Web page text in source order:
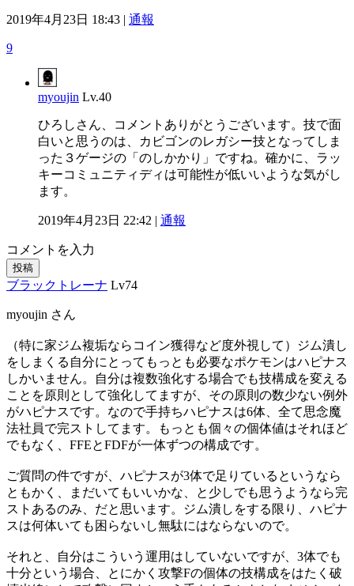
2019年4月23日 18:43 | 通報
9
myoujin Lv.40
ひろしさん、コメントありがとうございます。技で面
白いと思うのは、カビゴンのレガシー技となってしま
った３ゲージの「のしかかり」ですね。確かに、ラッ
キーコミュニティディは可能性が低いいような気がし
ます。
2019年4月23日 22:42 | 通報
コメントを入力
投稿
ブラックトレーナ Lv74
myoujin さん
（特に家ジム複垢ならコイン獲得など度外視して）ジム潰し
をしまくる自分にとってもっとも必要なポケモンはハピナス
しかいません。自分は複数強化する場合でも技構成を変える
ことを原則として強化してますが、その原則の数少ない例外
がハピナスです。なので手持ちハピナスは6体、全て思念魔
法社員で完ストしてます。もっとも個々の個体値はそれほど
でもなく、FFEとFDFが一体ずつの構成です。
ご質問の件ですが、ハピナスが3体で足りているというなら
ともかく、まだいてもいいかな、と少しでも思うようなら完
ストあるのみ、だと思います。ジム潰しをする限り、ハピナ
スは何体いても困らないし無駄にはならないので。
それと、自分はこういう運用はしていないですが、3体でも
十分という場合、とにかく攻撃Fの個体の技構成をはたく破